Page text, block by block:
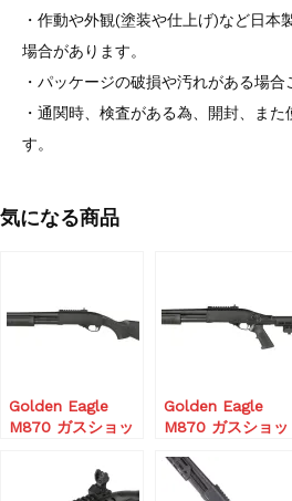
・作動や外観(塗装や仕上げ)など日本
場合があります。
・パッケージの破損や汚れがある場合
・通関時、検査がある為、開封、ま
す。
気になる商品
Golden Eagle
M870 ガスショッ
Golden Eagle
M870 ガスショッ
デル
Tactical/Black